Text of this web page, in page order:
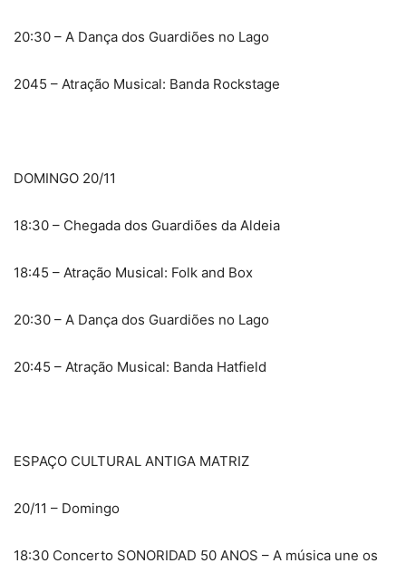
20:30 – A Dança dos Guardiões no Lago
2045 – Atração Musical: Banda Rockstage
DOMINGO 20/11
18:30 – Chegada dos Guardiões da Aldeia
18:45 – Atração Musical: Folk and Box
20:30 – A Dança dos Guardiões no Lago
20:45 – Atração Musical: Banda Hatfield
ESPAÇO CULTURAL ANTIGA MATRIZ
20/11 – Domingo
18:30 Concerto SONORIDAD 50 ANOS – A música une os